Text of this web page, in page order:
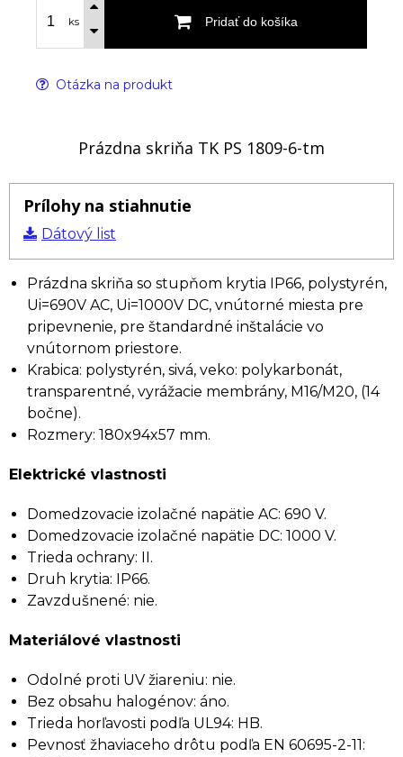
ks Pridať do košíka
Otázka na produkt
Prázdna skriňa TK PS 1809-6-tm
Prílohy na stiahnutie
Dátový list
Prázdna skriňa so stupňom krytia IP66, polystyrén,
Ui=690V AC, Ui=1000V DC, vnútorné miesta pre
pripevnenie, pre štandardné inštalácie vo
vnútornom priestore.
Krabica: polystyrén, sivá, veko: polykarbonát,
transparentné, vyrážacie membrány, M16/M20, (14
bočne).
Rozmery: 180x94x57 mm.
Elektrické vlastnosti
Domedzovacie izolačné napätie AC: 690 V.
Domedzovacie izolačné napätie DC: 1000 V.
Trieda ochrany: II.
Druh krytia: IP66.
Zavzdušnené: nie.
Materiálové vlastnosti
Odolné proti UV žiareniu: nie.
Bez obsahu halogénov: áno.
Trieda horľavosti podľa UL94: HB.
Pevnosť žhaviaceho drôtu podľa EN 60695-2-11: